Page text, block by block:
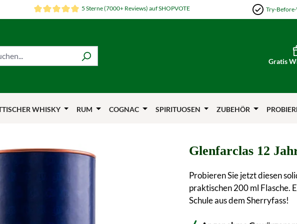
5 Sterne (7000+ Reviews) auf SHOPVOTE Try-
Gratis
WHISKY RUM COGNAC SPIRITUOSEN ZUBEHÖR
Glenfarclas 12
Probieren Sie jetzt diesen
praktischen 200 ml Flasche.
Schule aus dem Sherryfass!